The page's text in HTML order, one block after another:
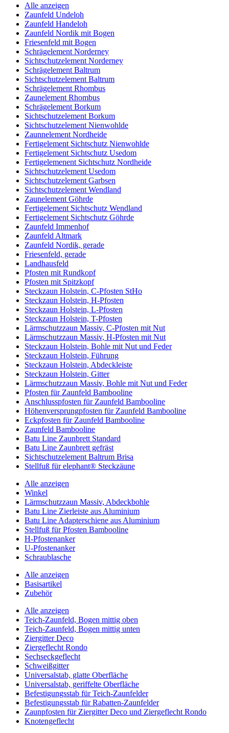
Alle anzeigen
Zaunfeld Undeloh
Zaunfeld Handeloh
Zaunfeld Nordik mit Bogen
Friesenfeld mit Bogen
Schrägelement Norderney
Sichtschutzelement Norderney
Schrägelement Baltrum
Sichtschutzelement Baltrum
Schrägelement Rhombus
Zaunelement Rhombus
Schrägelement Borkum
Sichtschutzelement Borkum
Sichtschutzelement Nienwohlde
Zaunnelement Nordheide
Fertigelement Sichtschutz Nienwohlde
Fertigelement Sichtschutz Usedom
Fertigelemenent Sichtschutz Nordheide
Sichtschutzelement Usedom
Sichtschutzelement Garbsen
Sichtschutzelement Wendland
Zaunelement Göhrde
Fertigelement Sichtschutz Wendland
Fertigelement Sichtschutz Göhrde
Zaunfeld Immenhof
Zaunfeld Altmark
Zaunfeld Nordik, gerade
Friesenfeld, gerade
Landhausfeld
Pfosten mit Rundkopf
Pfosten mit Spitzkopf
Steckzaun Holstein, C-Pfosten StHo
Steckzaun Holstein, H-Pfosten
Steckzaun Holstein, L-Pfosten
Steckzaun Holstein, T-Pfosten
Lärmschutzzaun Massiv, C-Pfosten mit Nut
Lärmschutzzaun Massiv, H-Pfosten mit Nut
Steckzaun Holstein, Bohle mit Nut und Feder
Steckzaun Holstein, Führung
Steckzaun Holstein, Abdeckleiste
Steckzaun Holstein, Gitter
Lärmschutzzaun Massiv, Bohle mit Nut und Feder
Pfosten für Zaunfeld Bambooline
Anschlusspfosten für Zaunfeld Bambooline
Höhenversprungpfosten für Zaunfeld Bambooline
Eckpfosten für Zaunfeld Bambooline
Zaunfeld Bambooline
Batu Line Zaunbrett Standard
Batu Line Zaunbrett gefräst
Sichtschutzelement Baltrum Brisa
Stellfuß für elephant® Steckzäune
Alle anzeigen
Winkel
Lärmschutzzaun Massiv, Abdeckbohle
Batu Line Zierleiste aus Aluminium
Batu Line Adapterschiene aus Aluminium
Stellfuß für Pfosten Bambooline
H-Pfostenanker
U-Pfostenanker
Schraublasche
Alle anzeigen
Basisartikel
Zubehör
Alle anzeigen
Teich-Zaunfeld, Bogen mittig oben
Teich-Zaunfeld, Bogen mittig unten
Ziergitter Deco
Ziergeflecht Rondo
Sechseckgeflecht
Schweißgitter
Universalstab, glatte Oberfläche
Universalstab, geriffelte Oberfläche
Befestigungsstab für Teich-Zaunfelder
Befestigungsstab für Rabatten-Zaunfelder
Zaunpfosten für Ziergitter Deco und Ziergeflecht Rondo
Knotengeflecht